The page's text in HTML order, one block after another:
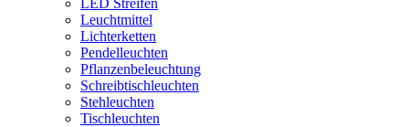
LED Streifen
Leuchtmittel
Lichterketten
Pendelleuchten
Pflanzenbeleuchtung
Schreibtischleuchten
Stehleuchten
Tischleuchten